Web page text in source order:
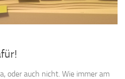
oder auch nicht. Wie immer am